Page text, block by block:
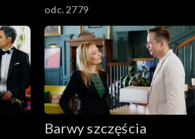
1401–1500
1301–1400
1201–1300
1101–1200
odc. 2779
Barwy szczęścia